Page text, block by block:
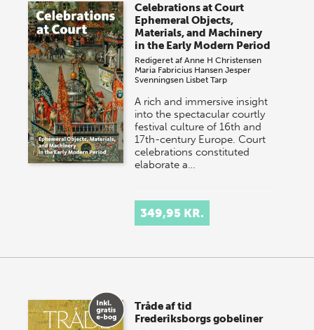
Celebrations at Court
Ephemeral Objects,
Materials, and Machinery
in the Early Modern Period
Redigeret afAnne H Christensen
Maria Fabricius Hansen Jesper
Svenningsen Lisbet Tarp
A rich and immersive insight
into the spectacular courtly
festival culture of 16th and
17th-century Europe. Court
celebrations constituted
elaborate a…
349,95 KR.
Tråde af tid
Frederiksborgs gobeliner